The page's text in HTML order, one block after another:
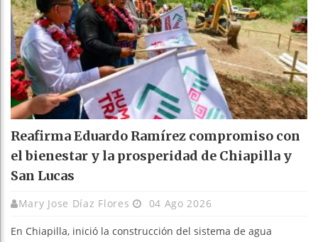
Reafirma Eduardo Ramírez compromiso con
el bienestar y la prosperidad de Chiapilla y
San Lucas
Mary Jose Díaz Flores 04 Ago 2026
En Chiapilla, inició la construcción del sistema de agua